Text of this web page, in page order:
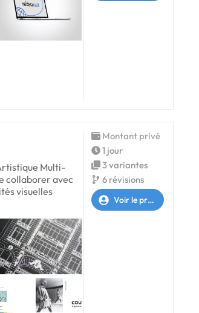
Multi-
collaborer avec
visuelles
Montant privé
1 jour
3 variantes
6 révisions
Voir le profil